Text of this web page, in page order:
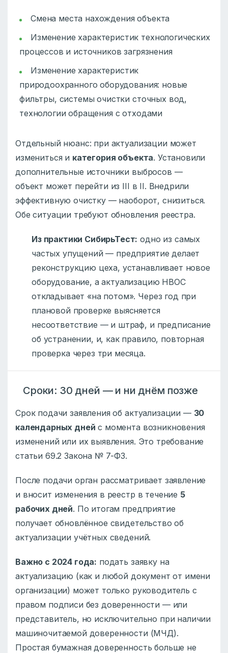
Смена места нахождения объекта
Изменение характеристик технологических
процессов и источников загрязнения
Изменение характеристик
природоохранного оборудования: новые
фильтры, системы очистки сточных вод,
технологии обращения с отходами
Отдельный нюанс: при актуализации может
измениться и категория объекта. Установили
дополнительные источники выбросов —
объект может перейти из III в II. Внедрили
эффективную очистку — наоборот, снизиться.
Обе ситуации требуют обновления реестра.
Из практики СибирьТест: одно из самых
частых упущений — предприятие делает
реконструкцию цеха, устанавливает новое
оборудование, а актуализацию НВОС
откладывает «на потом». Через год при
плановой проверке выясняется
несоответствие — и штраф, и предписание
об устранении, и, как правило, повторная
проверка через три месяца.
Сроки: 30 дней — и ни днём позже
Срок подачи заявления об актуализации — 30
календарных дней с момента возникновения
изменений или их выявления. Это требование
статьи 69.2 Закона № 7-ФЗ.
После подачи орган рассматривает заявление
и вносит изменения в реестр в течение 5
рабочих дней. По итогам предприятие
получает обновлённое свидетельство об
актуализации учётных сведений.
Важно с 2024 года: подать заявку на
актуализацию (как и любой документ от имени
организации) может только руководитель с
правом подписи без доверенности — или
представитель, но исключительно при наличии
машиночитаемой доверенности (МЧД).
Простая бумажная доверенность больше не